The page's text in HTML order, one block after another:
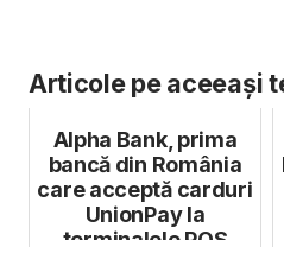
Articole pe aceeași
Alpha Bank, prima
bancă din România
care acceptă carduri
UnionPay la
terminalele POS